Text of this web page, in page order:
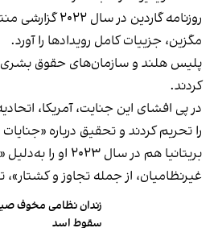
روزنامه گاردین در
مگزین، جزییات کامل رویدادها را آورد.
پلیس هلند و سازمان‌های حقوق بشری
کردند.
در پی افشای این جنایت، آمریکا،
را تحریم کردند و تحقیق درباره
بریتانیا هم در سال
غیرنظامیان، از جمله تجاوز و کشتار»،
زندان نظامی مخوف
سقوط اسد